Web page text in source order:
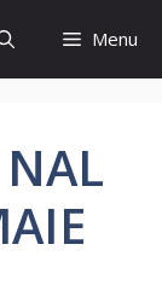
Menu